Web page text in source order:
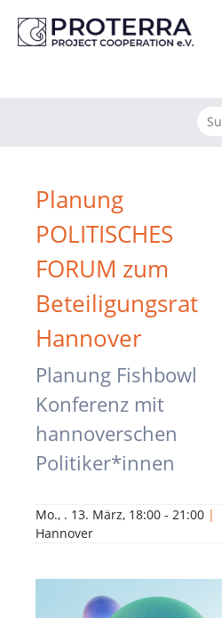
Planung
POLITISCHES
FORUM zum
Beteiligungsrat
Hannover
Planung Fishbowl
Konferenz mit
hannoverschen
Politiker*innen
Mo., . 13. März, 18:00 - 21:00 |
Hannover